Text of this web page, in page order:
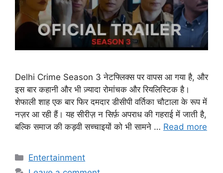
Delhi Crime Season 3 नेटफ्लिक्स पर वापस आ गया है, और
इस बार कहानी और भी ज़्यादा रोमांचक और रियलिस्टिक है।
शेफाली शाह एक बार फिर दमदार डीसीपी वर्तिका चौटाला के रूप में
नज़र आ रही हैं। यह सीरीज़ न सिर्फ़ अपराध की गहराई में जाती है,
बल्कि समाज की कड़वी सच्चाइयों को भी सामने … Read more
C
a
Entertainment